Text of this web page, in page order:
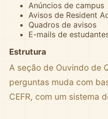
Anúncios de campus
Avisos de Resident
Quadros de avisos
E-mails de
Estrutura
A seção de Ouvindo de
perguntas muda com
CEFR, com um sistema